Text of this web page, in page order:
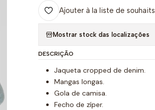
Ajouter à la liste de souhaits
Mostrar stock das localizações
DESCRIÇÃO
Jaqueta cropped de denim.
Mangas longas.
Gola de camisa.
Fecho de zíper.